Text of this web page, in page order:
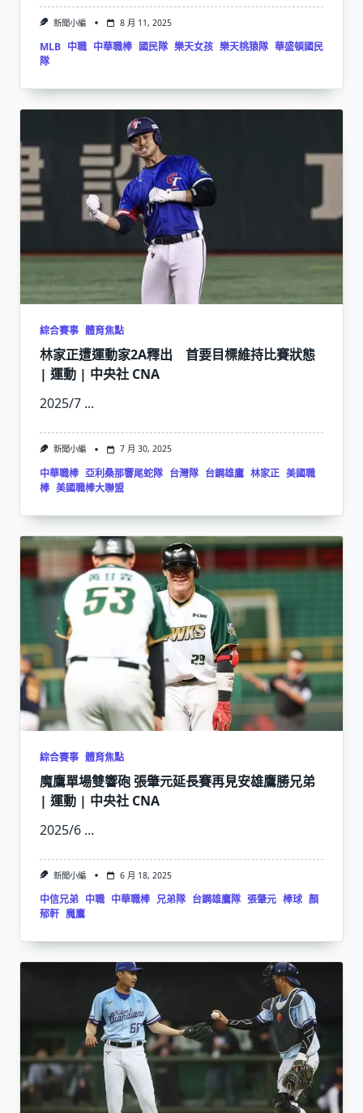
新聞小編 8 月 11, 2025
MLB 中職 中華職棒 國民隊 樂天女孩 樂天桃猿隊 華盛頓國民
隊
綜合賽事 體育焦點
林家正遭運動家2A釋出 首要目標維持比賽狀態
| 運動 | 中央社 CNA
2025/7 ...
新聞小編 7 月 30, 2025
中華職棒 亞利桑那響尾蛇隊 台灣隊 台鋼雄鷹 林家正 美國職
棒 美國職棒大聯盟
綜合賽事 體育焦點
魔鷹單場雙響砲 張肇元延長賽再見安雄鷹勝兄弟
| 運動 | 中央社 CNA
2025/6 ...
新聞小編 6 月 18, 2025
中信兄弟 中職 中華職棒 兄弟隊 台鋼雄鷹隊 張肇元 棒球 顏
郁軒 魔鷹